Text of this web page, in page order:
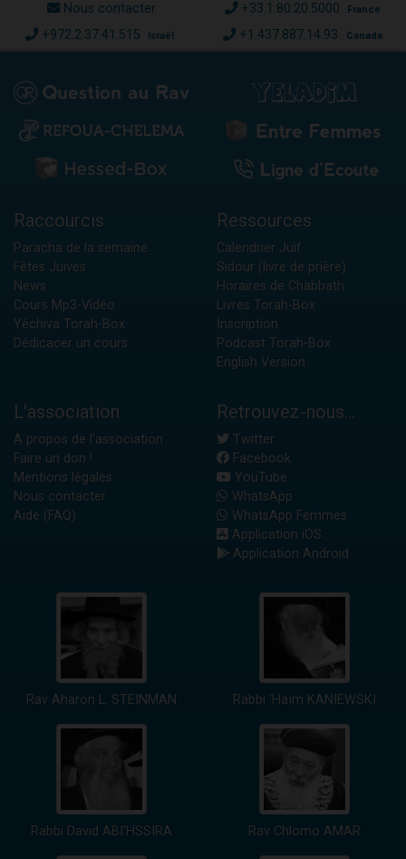
Nous contacter +33.1.80.20.5000 France
+972.2.37.41.515 Israël +1.437.887.14.93 Canada
Raccourcis
Paracha de la semaine
Fêtes Juives
News
Cours Mp3-Vidéo
Yéchiva Torah-Box
Dédicacer un cours
Ressources
Calendrier Juif
Sidour (livre de prière)
Horaires de Chabbath
Livres Torah-Box
Inscription
Podcast Torah-Box
English Version
L'association
A propos de l'association
Faire un don !
Mentions légales
Nous contacter
Aide (FAQ)
Retrouvez-nous...
Twitter
Facebook
YouTube
WhatsApp
WhatsApp Femmes
Application iOS
Application Android
Rav Aharon L. STEINMAN Rabbi 'Haïm KANIEWSKI
Rabbi David ABI'HSSIRA Rav Chlomo AMAR